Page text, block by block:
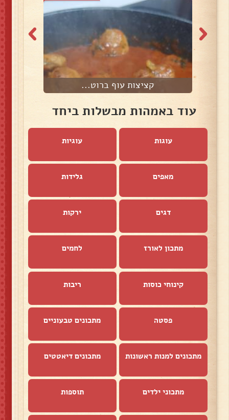
קציצות עוף ברוט...
עוד באמהות מבשלות ביחד
עוגות עוגיות
מאפים גלידות
דגים ירקות
מתכון לאורז לחמים
קינוחי כוסות ריבות
פסטה מתכונים טבעוניים
מתכונים למנות ראשונות מתכונים דיאטטים
מתכוני ילדים תוספות